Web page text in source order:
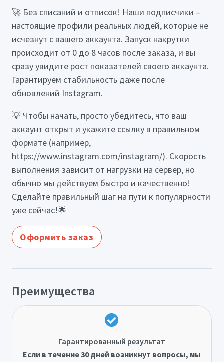
🚀 Без списаний и отписок! Наши подписчики –
настоящие профили реальных людей, которые не
исчезнут с вашего аккаунта. Запуск накрутки
происходит от 0 до 8 часов после заказа, и вы
сразу увидите рост показателей своего аккаунта.
Гарантируем стабильность даже после
обновлений Instagram.
💡 Чтобы начать, просто убедитесь, что ваш
аккаунт открыт и укажите ссылку в правильном
формате (например,
https://www.instagram.com/instagram/). Скорость
выполнения зависит от нагрузки на сервер, но
обычно мы действуем быстро и качественно!
Сделайте правильный шаг на пути к популярности
уже сейчас!🌟
Оформить заказ
Преимущества
Гарантированный результат
Если в течение 30 дней возникнут вопросы, мы